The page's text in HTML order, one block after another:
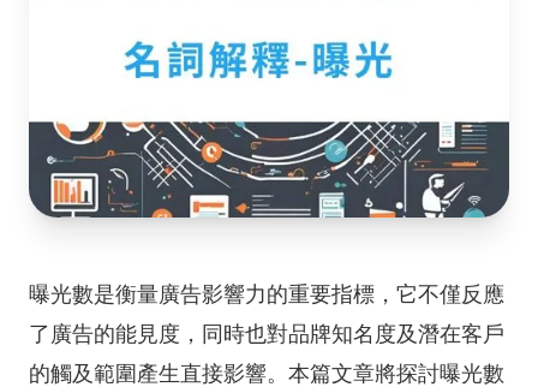
曝光數是衡量廣告影響力的重要指標，它不僅反應
了廣告的能見度，同時也對品牌知名度及潛在客戶
的觸及範圍產生直接影響。本篇文章將探討曝光數